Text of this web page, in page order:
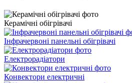
Керамічні обігрівачі
Інфрачервоні панельні обігрівачі
Електрорадіатори
Конвектори електричні